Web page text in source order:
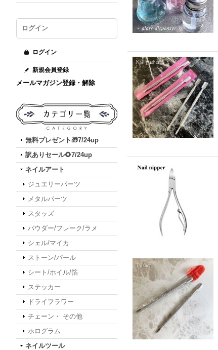
ログイン
ログイン
新規会員登録
メールマガジン登録・解除
無料プレゼント🎁7/24up
訳ありセール🌻7/24up
ネイルアート
ジュエリーパーツ
メタルパーツ
スタッズ
パウダー/フレーク/ラメ
シェル/マイカ
ストーン/パール
シート/ホイル/箔
ステッカー
ドライフラワー
チェーン・ その他
ホログラム
ネイルツール